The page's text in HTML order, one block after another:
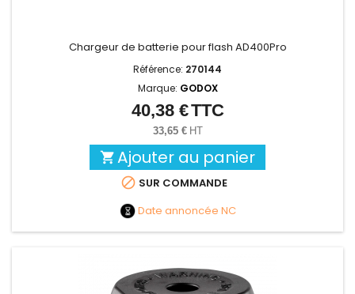
Chargeur de batterie pour flash AD400Pro
Référence: 270144
Marque: GODOX
Prix
40,38 €TTC
33,65 € HT
 Ajouter au panier
 SUR COMMANDE
Date annoncée NC